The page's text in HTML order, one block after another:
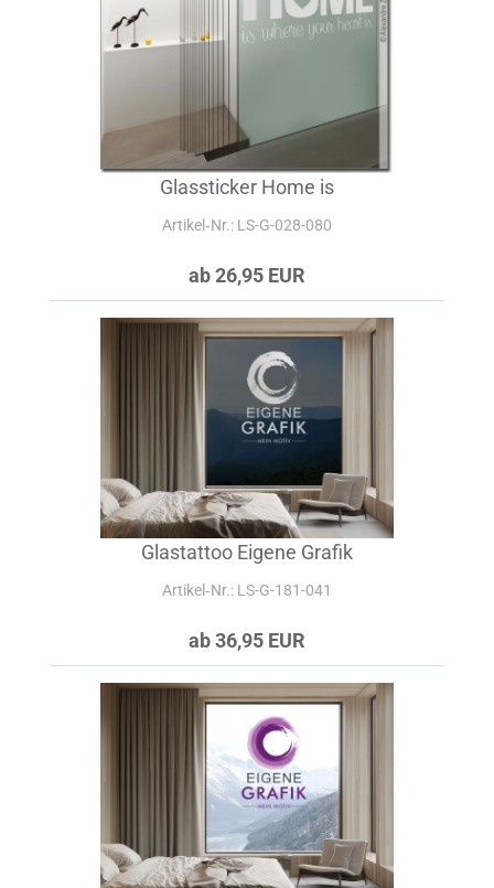
Glassticker Home is
Artikel‑Nr.: LS-G-028-080
ab 26,95 EUR
Glastattoo Eigene Grafik
Artikel‑Nr.: LS-G-181-041
ab 36,95 EUR